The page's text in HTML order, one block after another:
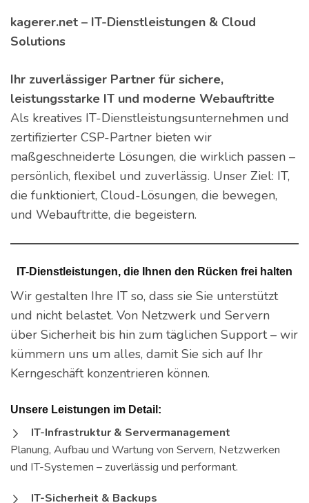
kagerer.net – IT-Dienstleistungen & Cloud
Solutions
Ihr zuverlässiger Partner für sichere,
leistungsstarke IT und moderne Webauftritte
Als kreatives IT-Dienstleistungsunternehmen und
zertifizierter CSP-Partner bieten wir
maßgeschneiderte Lösungen, die wirklich passen –
persönlich, flexibel und zuverlässig. Unser Ziel: IT,
die funktioniert, Cloud-Lösungen, die bewegen,
und Webauftritte, die begeistern.
IT-Dienstleistungen, die Ihnen den Rücken frei halten
Wir gestalten Ihre IT so, dass sie Sie unterstützt
und nicht belastet. Von Netzwerk und Servern
über Sicherheit bis hin zum täglichen Support – wir
kümmern uns um alles, damit Sie sich auf Ihr
Kerngeschäft konzentrieren können.
Unsere Leistungen im Detail:
IT-Infrastruktur & Servermanagement
Planung, Aufbau und Wartung von Servern, Netzwerken
und IT-Systemen – zuverlässig und performant.
IT-Sicherheit & Backups